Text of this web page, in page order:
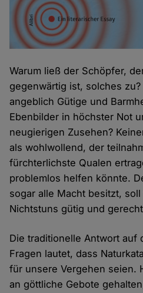
Warum ließ der Schöpfer,
gegenwärtig ist, solches
angeblich Gütige und
Ebenbilder in höchster Not
neugierigen Zusehen?
als wohlwollend, der
fürchterlichste Qualen
problemlos helfen könnte.
sogar alle Macht besitzt,
Nichtstuns gütig und
Die traditionelle Antwort auf
Fragen lautet, dass
für unsere Vergehen seien.
an göttliche Gebote